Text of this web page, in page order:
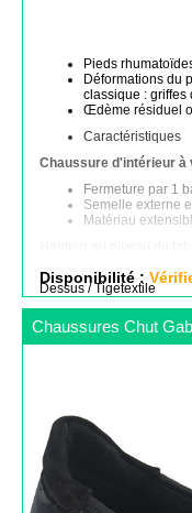
Pieds
Déformations du
classique : griffes
Œdème résiduel
Caractéristiques
Chaussure d'intérieur à
Fermeture par 1
Semelle externe
Matériau
Dessus / Tigetextile
Disponibilité :
Chaussures Chut